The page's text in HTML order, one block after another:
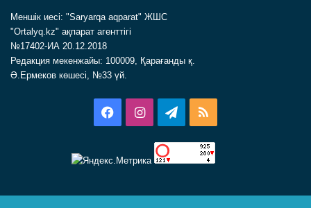
Меншік иесі: "Saryarqa aqparat" ЖШС
"Ortalyq.kz" ақпарат агенттігі
№17402-ИА 20.12.2018
Редакция мекенжайы: 100009, Қарағанды қ.
Ә.Ермеков көшесі, №33 үй.
FacebookInstagramTelegram